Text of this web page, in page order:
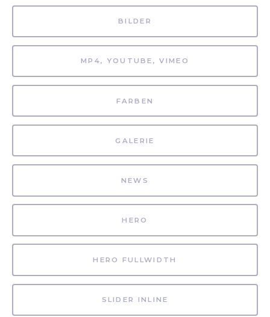
BILDER
MP4, YOUTUBE, VIMEO
FARBEN
GALERIE
NEWS
HERO
HERO FULLWIDTH
SLIDER INLINE